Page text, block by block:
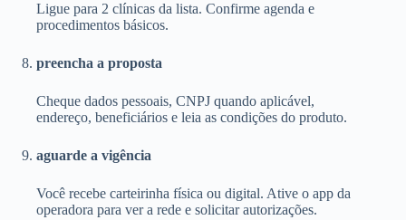
Ligue para 2 clínicas da lista. Confirme agenda e
procedimentos básicos.
preencha a proposta
Cheque dados pessoais, CNPJ quando aplicável,
endereço, beneficiários e leia as condições do produto.
aguarde a vigência
Você recebe carteirinha física ou digital. Ative o app da
operadora para ver a rede e solicitar autorizações.